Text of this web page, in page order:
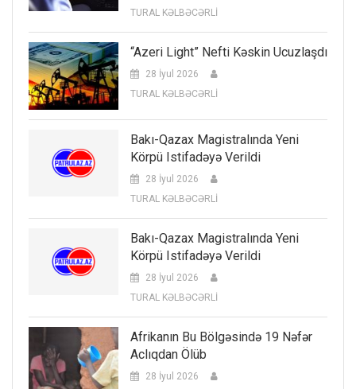
TURAL KƏLBƏCƏRLİ
“Azeri Light” Nefti Kəskin Ucuzlaşdı
28 İyul 2026
TURAL KƏLBƏCƏRLİ
Bakı-Qazax Magistralında Yeni
Körpü Istifadəyə Verildi
28 İyul 2026
TURAL KƏLBƏCƏRLİ
Bakı-Qazax Magistralında Yeni
Körpü Istifadəyə Verildi
28 İyul 2026
TURAL KƏLBƏCƏRLİ
Afrikanın Bu Bölgəsində 19 Nəfər
Aclıqdan Ölüb
28 İyul 2026